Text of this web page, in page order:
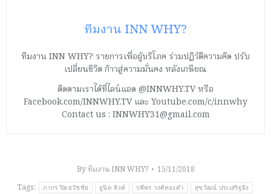
ทีมงาน INN WHY?
ทีมงาน INN WHY? รายการเพื่อผู้บริโภค ร่วมปฏิวัติความคิด ปรับ
เปลี่ยนชีวิต ก้าวสู่ความมั่นคง หลังเกษียณ
ติดตามเราได้ที่ไลน์แอด @INNWHY.TV หรือ
Facebook.com/INNWHY.TV และ Youtube.com/c/innwhy
Contact us : INNWHY31@gmail.com
Byทีมงาน INN WHY?
15/11/2018
Tags:
ภากร ปิตธวัชชัย ยูนิต ลิงค์ รพีพร วงศ์ทองคำ สุขวัฒน์ ประเสริฐยิ่ง